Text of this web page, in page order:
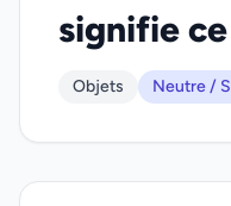
signifie
Objets Neutre /